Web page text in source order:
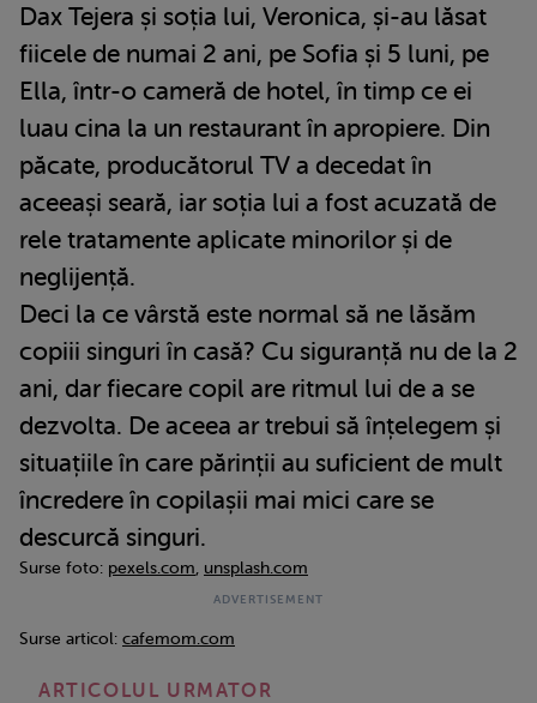
Dax Tejera și soția lui, Veronica, și-au lăsat
fiicele de numai 2 ani, pe Sofia și 5 luni, pe
Ella, într-o cameră de hotel, în timp ce ei
luau cina la un restaurant în apropiere. Din
păcate, producătorul TV a decedat în
aceeași seară, iar soția lui a fost acuzată de
rele tratamente aplicate minorilor și de
neglijență.
Deci la ce vârstă este normal să ne lăsăm
copiii singuri în casă? Cu siguranță nu de la 2
ani, dar fiecare copil are ritmul lui de a se
dezvolta. De aceea ar trebui să înțelegem și
situațiile în care părinții au suficient de mult
încredere în copilașii mai mici care se
descurcă singuri.
Surse foto: pexels.com unsplash.com
Surse articol: cafemom.com
ARTICOLUL URMATOR